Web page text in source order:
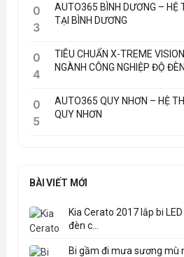
0
3
AUTO365 BÌNH DƯƠNG – HỆ
TẠI BÌNH DƯƠNG
0
4
TIÊU CHUẨN X-TREME
NGÀNH CÔNG NGHIỆP ĐỘ
0
5
AUTO365 QUY NHƠN – HỆ
QUY NHƠN
BÀI VIẾT MỚI
Kia Cerato 2017 lắp bi
đèn c...
Bi gầm đi mưa sương mù